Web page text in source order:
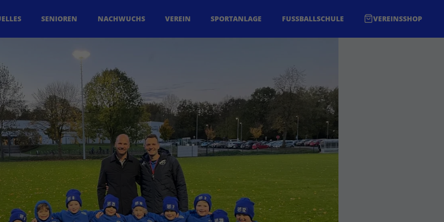
SENIOREN NACHWUCHS VEREIN SPORTANLAGE FUSSBALLSCHULE VEREINSSHOP